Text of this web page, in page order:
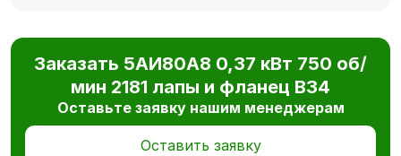
Заказать 5АИ80А8 0,37 кВт 750 об/
мин 2181 лапы и фланец В34
Оставьте заявку нашим менеджерам
Оставить заявку